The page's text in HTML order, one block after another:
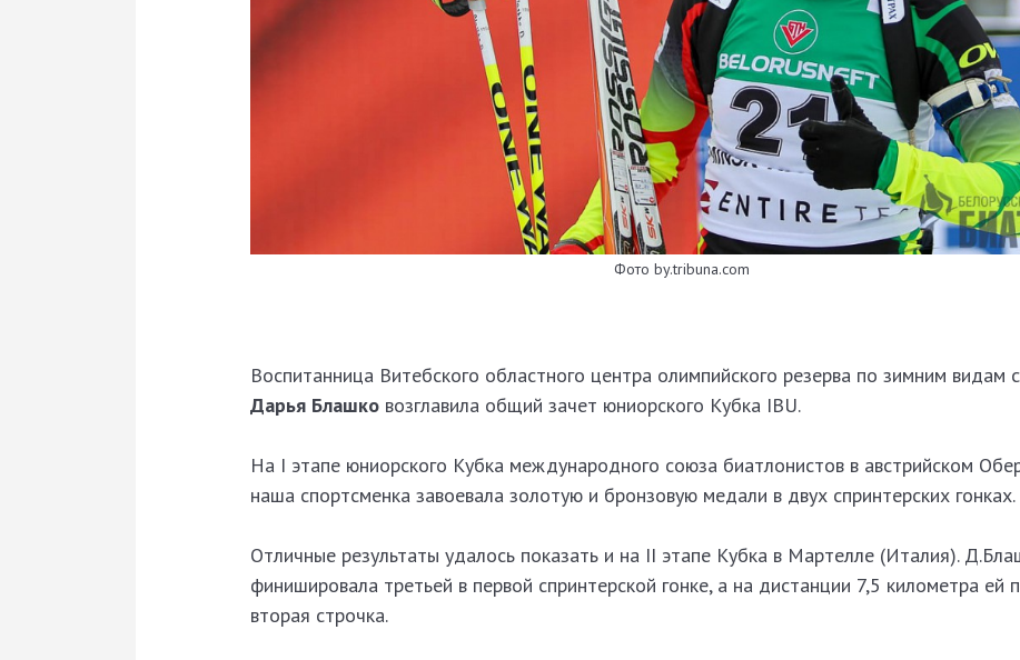
Фото by.tribuna.com
Воспитанница Витебского областного центра олимпийского резерва по зимним видам
Дарья Блашко возглавила общий зачет юниорского Кубка IBU.
На I этапе юниорского Кубка международного союза биатлонистов в австрийском
наша спортсменка завоевала золотую и бронзовую медали в двух спринтерских гонках.
Отличные результаты удалось показать и на II этапе Кубка в Мартелле (Италия).
финишировала третьей в первой спринтерской гонке, а на дистанции 7,5 километра ей
вторая строчка.